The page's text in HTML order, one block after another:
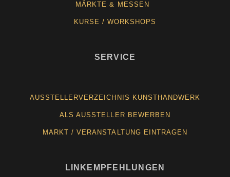
MÄRKTE & MESSEN
KURSE / WORKSHOPS
SERVICE
AUSSTELLERVERZEICHNIS KUNSTHANDWERK
ALS AUSSTELLER BEWERBEN
MARKT / VERANSTALTUNG EINTRAGEN
LINKEMPFEHLUNGEN